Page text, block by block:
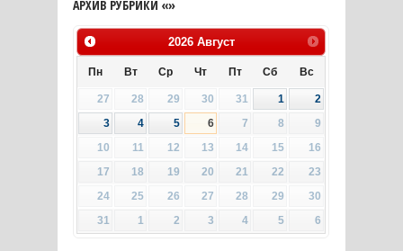
АРХИВ РУБРИКИ «»
2026 Август
Пн Вт Ср Чт Пт Сб Вс
27 28 29 30 31 1
2
3
4 5 6 7 8
9
10
11 12 13 14 15
16
17
18 19 20 21 22
23
24
25 26 27 28 29
30
31
1 2 3 4 5 6